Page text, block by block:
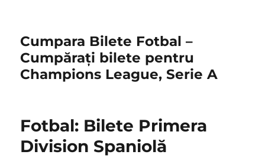
Cumpara Bilete Fotbal –
Cumpărați bilete pentru
Champions League, Serie A
Fotbal: Bilete Primera
Division Spaniolă